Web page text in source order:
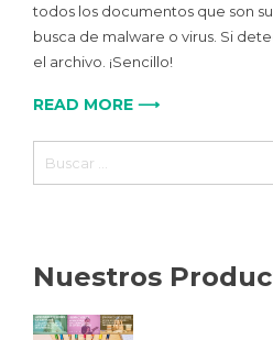
todos los documentos que son
busca de malware o virus. Si
el archivo. ¡Sencillo!
READ MORE ⟶
Buscar:
Nuestros